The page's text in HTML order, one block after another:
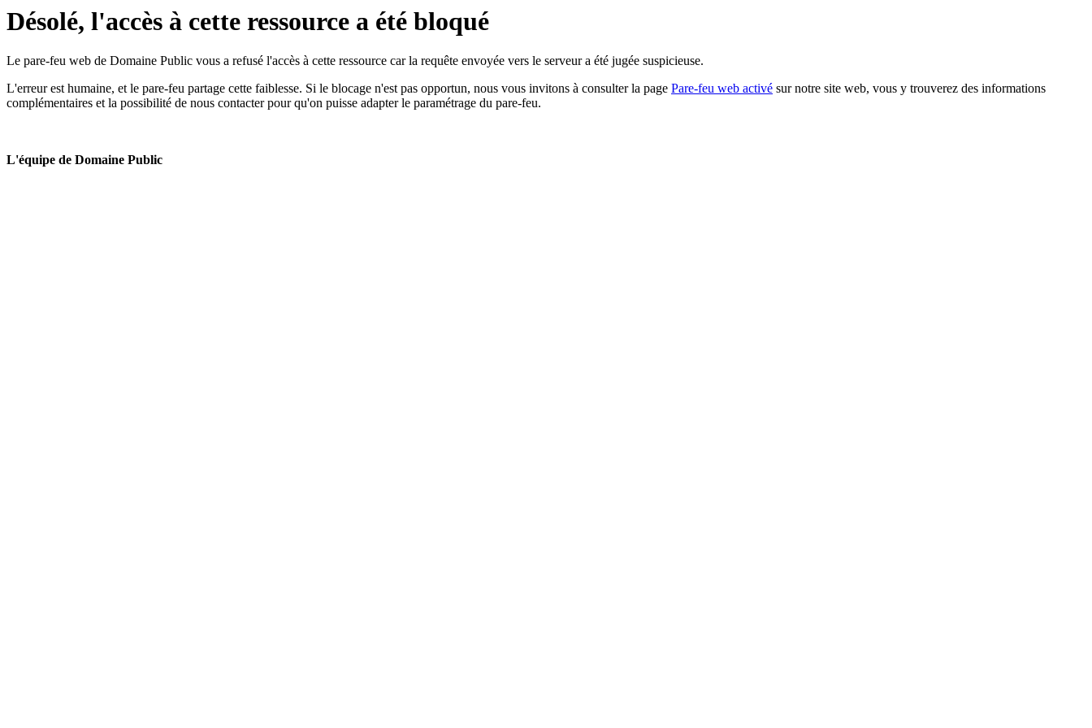
Désolé, l'accès à cette ressource a été bloqué
Le pare-feu web de Domaine Public vous a refusé l'accès à cette ressource car la requête envoyée vers le serveur a été jugée suspicieuse.
L'erreur est humaine, et le pare-feu partage cette faiblesse. Si le blocage n'est pas opportun, nous vous invitons à consulter la page Pare-feu web activé sur notre site web, vous y trouverez des informations
complémentaires et la possibilité de nous contacter pour qu'on puisse adapter le paramétrage du pare-feu.
L'équipe de Domaine Public